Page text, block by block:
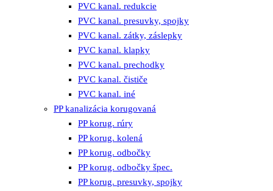
PVC kanal. redukcie
PVC kanal. presuvky, spojky
PVC kanal. zátky, záslepky
PVC kanal. klapky
PVC kanal. prechodky
PVC kanal. čističe
PVC kanal. iné
PP kanalizácia korugovaná
PP korug. rúry
PP korug. kolená
PP korug. odbočky
PP korug. odbočky špec.
PP korug. presuvky, spojky